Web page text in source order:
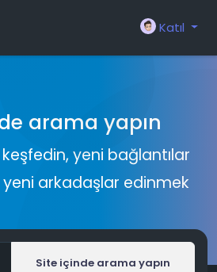
Katıl
arama yapın
yeni bağlantılar
arkadaşlar edinmek
Site içinde arama yapın